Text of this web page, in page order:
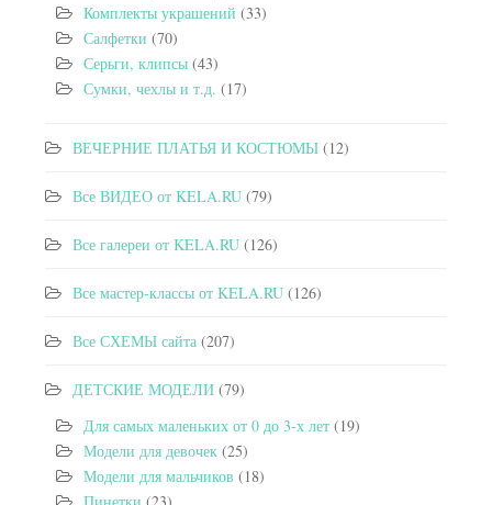
Комплекты украшений (33)
Салфетки (70)
Серьги, клипсы (43)
Сумки, чехлы и т.д. (17)
ВЕЧЕРНИЕ ПЛАТЬЯ И КОСТЮМЫ (12)
Все ВИДЕО от KELA.RU (79)
Все галереи от KELA.RU (126)
Все мастер-классы от KELA.RU (126)
Все СХЕМЫ сайта (207)
ДЕТСКИЕ МОДЕЛИ (79)
Для самых маленьких от 0 до 3-х лет (19)
Модели для девочек (25)
Модели для мальчиков (18)